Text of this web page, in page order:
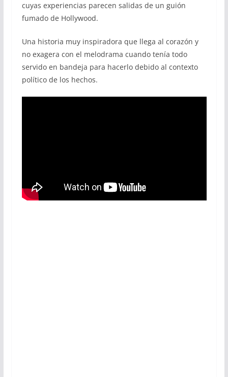
cuyas experiencias parecen salidas de un guión
fumado de Hollywood.
Una historia muy inspiradora que llega al corazón y
no exagera con el melodrama cuando tenía todo
servido en bandeja para hacerlo debido al contexto
político de los hechos.